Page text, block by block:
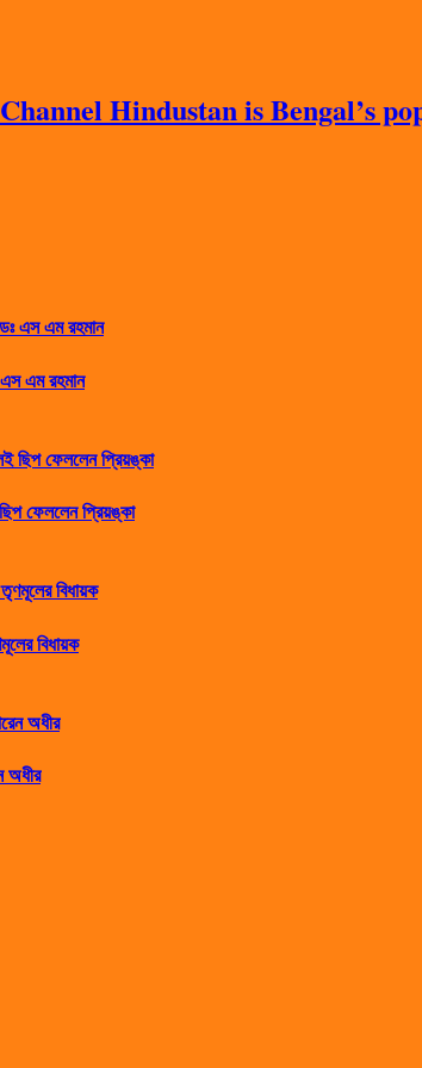
Hindustan is Bengal’s
এম রহমান
ফেললেন প্রিয়ঙ্কা
বিধায়ক
অধীর